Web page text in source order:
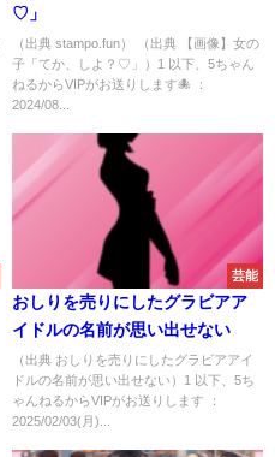
♡」
（出典 stampo.fun） （出典 【画像】女の
子「てか、しよ？♡」）1 以下、5ちゃん
ねるからVIPがお送りします🐙 ：
2024/08...
芸能
おしりを売りにしたグラビアア
イドルの名前が思い出せない
（出典 おしりを売りにしたグラビアアイ
ドルの名前が思い出せない）1 以下、5ち
ゃんねるからVIPがお送りします ：
2025/02/03(月)...